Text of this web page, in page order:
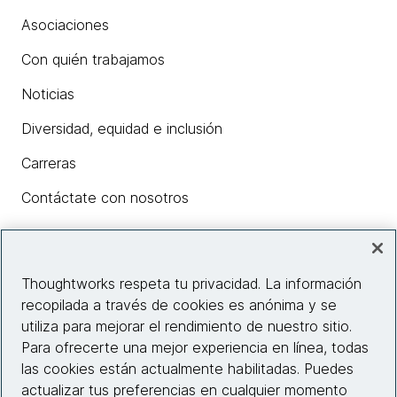
Asociaciones
Con quién trabajamos
Noticias
Diversidad, equidad e inclusión
Carreras
Contáctate con nosotros
Información del sitio web
Conecta con nosotros
Thoughtworks respeta tu privacidad. La información
recopilada a través de cookies es anónima y se
utiliza para mejorar el rendimiento de nuestro sitio.
Para ofrecerte una mejor experiencia en línea, todas
las cookies están actualmente habilitadas. Puedes
actualizar tus preferencias en cualquier momento